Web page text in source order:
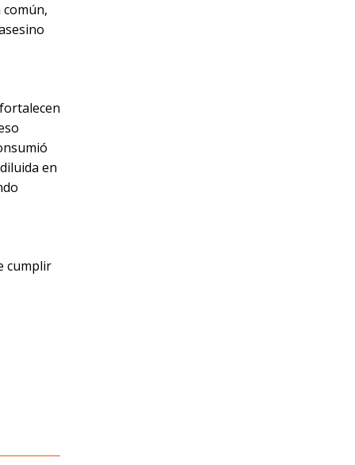
en
cumplir